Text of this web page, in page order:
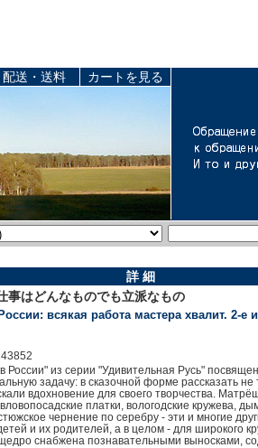
配送・送料 カートを見る
詳 細
はどんなものでも立派なもの
всякая работа мастера хвалит. 2-е
из серии "Удивительная Русь"
задачу: в сказочной форме рассказать
вдохновение для своего творчества.
платки, вологодские кружева,
чернение по серебру - эти и многие
и их родителей, а в целом - для широкого
снабжена познавательными выносками,